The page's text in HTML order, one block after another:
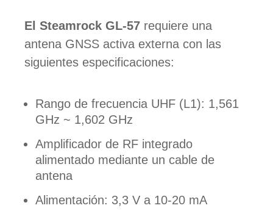
El Steamrock GL-57 requiere una
antena GNSS activa externa con las
siguientes especificaciones:
Rango de frecuencia UHF (L1): 1,561
GHz ~ 1,602 GHz
Amplificador de RF integrado
alimentado mediante un cable de
antena
Alimentación: 3,3 V a 10-20 mA